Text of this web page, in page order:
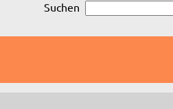
Suchen